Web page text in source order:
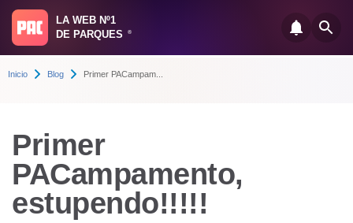
LA WEB Nº1
DE PARQUES
®
Inicio Blog Primer PACampam...
Primer
PACampamento,
estupendo!!!!!